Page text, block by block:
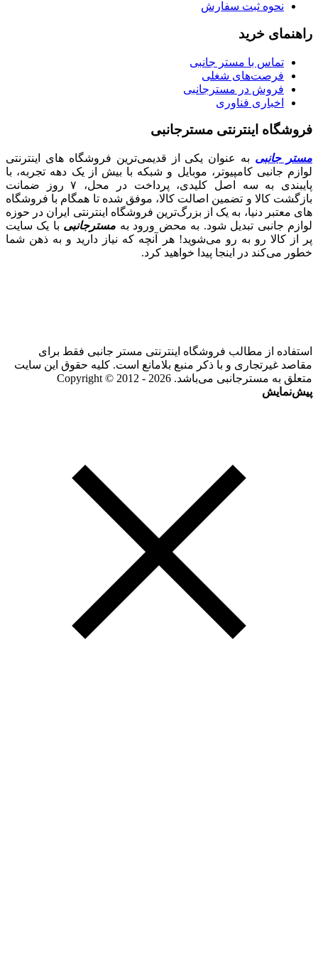
نحوه ثبت سفارش
راهنمای خرید
تماس با مستر جانبی
فرصت‌های شغلی
فروش در مسترجانبی
اخباری فناوری
فروشگاه اینترنتی مسترجانبی
مستر جانبی به عنوان یکی از قدیمی‌ترین فروشگاه های اینترنتی
لوازم جانبی کامپیوتر، موبایل و شبکه با بیش از یک دهه تجربه، با
پایبندی به سه اصل کلیدی، پرداخت در محل، ۷ روز ضمانت
بازگشت کالا و تضمین اصالت کالا، موفق شده تا همگام با فروشگاه‌
های معتبر دنیا، به یک از بزرگ‌ترین فروشگاه اینترنتی ایران در حوزه
لوازم جانبی تبدیل شود. به محض ورود به مسترجانبی با یک سایت
پر از کالا رو به رو می‌شوید! هر آنچه که نیاز دارید و به ذهن شما
خطور می‌کند در اینجا پیدا خواهید کرد.
استفاده از مطالب فروشگاه اینترنتی مستر جانبی فقط برای
مقاصد غیرتجاری و با ذکر منبع بلامانع است. کلیه حقوق این سایت
متعلق به مسترجانبی می‌باشد. Copyright © 2012 - 2026
پیش‌نمایش